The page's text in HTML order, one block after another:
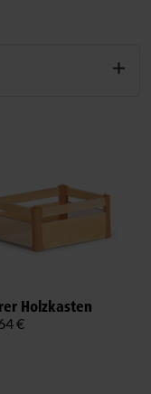
Holzkasten
€